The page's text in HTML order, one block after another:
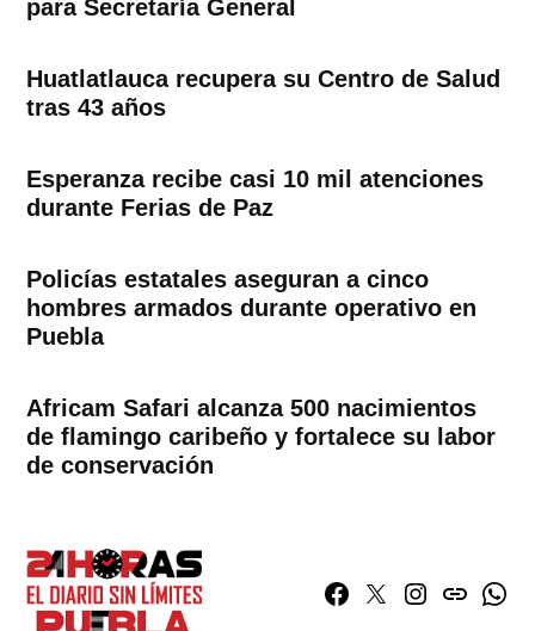
para Secretaría General
Huatlatlauca recupera su Centro de Salud
tras 43 años
Esperanza recibe casi 10 mil atenciones
durante Ferias de Paz
Policías estatales aseguran a cinco
hombres armados durante operativo en
Puebla
Africam Safari alcanza 500 nacimientos
de flamingo caribeño y fortalece su labor
de conservación
Facebook
TwitterInstagram
issuu